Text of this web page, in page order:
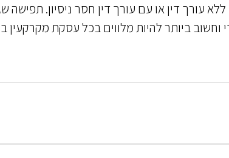
עורך דין או עם עורך דין חסר ניסיון. תפישה
וחשוב ביותר להיות מלווים בכל עסקת מקרקעין